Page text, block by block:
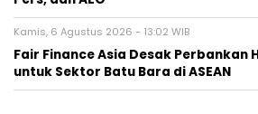
Kamis, 6 Agustus 2026 - 13:02 WIB
Fair Finance Asia Desak Perbankan
untuk Sektor Batu Bara di ASEAN